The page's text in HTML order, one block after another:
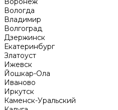
Вологда
Владимир
Волгоград
Дзержинск
Екатеринбург
Златоуст
Ижевск
Йошкар-Ола
Иваново
Иркутск
Каменск-Уральский